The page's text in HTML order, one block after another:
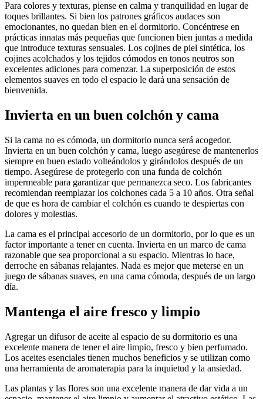
Para colores y texturas, piense en calma y tranquilidad en lugar de
toques brillantes. Si bien los patrones gráficos audaces son
emocionantes, no quedan bien en el dormitorio. Concéntrese en
prácticas innatas más pequeñas que funcionen bien juntas a medida
que introduce texturas sensuales. Los cojines de piel sintética, los
cojines acolchados y los tejidos cómodos en tonos neutros son
excelentes adiciones para comenzar. La superposición de estos
elementos suaves en todo el espacio le dará una sensación de
bienvenida.
Invierta en un buen colchón y cama
Si la cama no es cómoda, un dormitorio nunca será acogedor.
Invierta en un buen colchón y cama, luego asegúrese de mantenerlos
siempre en buen estado volteándolos y girándolos después de un
tiempo. Asegúrese de protegerlo con una funda de colchón
impermeable para garantizar que permanezca seco. Los fabricantes
recomiendan reemplazar los colchones cada 5 a 10 años. Otra señal
de que es hora de cambiar el colchón es cuando te despiertas con
dolores y molestias.
La cama es el principal accesorio de un dormitorio, por lo que es un
factor importante a tener en cuenta. Invierta en un marco de cama
razonable que sea proporcional a su espacio. Mientras lo hace,
derroche en sábanas relajantes. Nada es mejor que meterse en un
juego de sábanas suaves, en una cama cómoda, después de un largo
día.
Mantenga el aire fresco y limpio
Agregar un difusor de aceite al espacio de su dormitorio es una
excelente manera de tener el aire limpio, fresco y bien perfumado.
Los aceites esenciales tienen muchos beneficios y se utilizan como
una herramienta de aromaterapia para la inquietud y la ansiedad.
Las plantas y las flores son una excelente manera de dar vida a un